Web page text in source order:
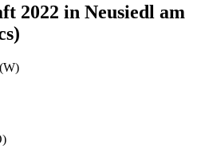
2022 in Neusiedl am